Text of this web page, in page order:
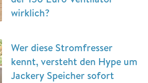
wirklich?
Wer diese Stromfresser
kennt, versteht den Hype um
Jackery Speicher sofort